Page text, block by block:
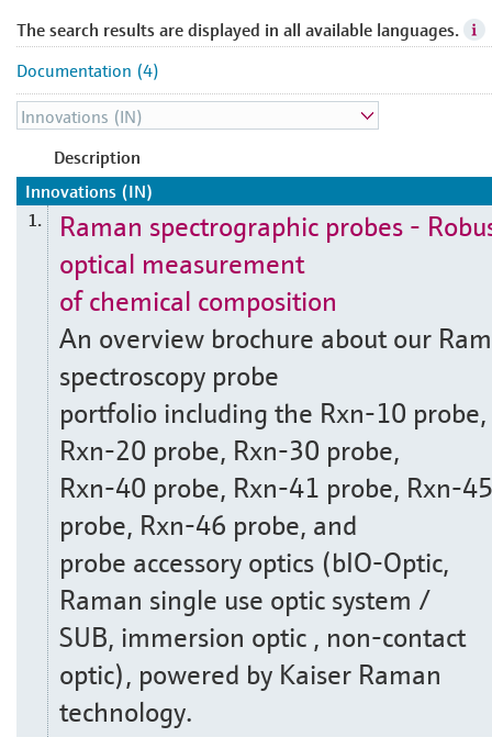
The search results are displayed in all available languages.
Documentation (4)
Description
Innovations (IN)
1.
Raman spectrographic probes -
optical measurement
of chemical composition
An overview brochure about our
spectroscopy probe
portfolio including the Rxn-10 probe,
Rxn-20 probe, Rxn-30 probe,
Rxn-40 probe, Rxn-41 probe, Rxn-45
probe, Rxn-46 probe, and
probe accessory optics (bIO-Optic,
Raman single use optic system /
SUB, immersion optic , non-contact
optic), powered by Kaiser Raman
technology.